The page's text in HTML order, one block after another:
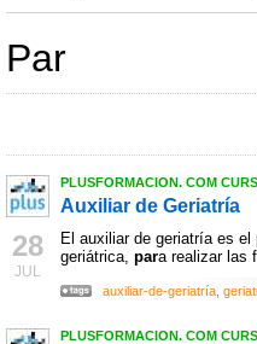
Par
28
JUL
PLUSFORMACION. COM
Auxiliar de Geriatría
El auxiliar de geriatría es
geriátrica, para realizar las
auxiliar-de-geriatría
PLUSFORMACION. COM